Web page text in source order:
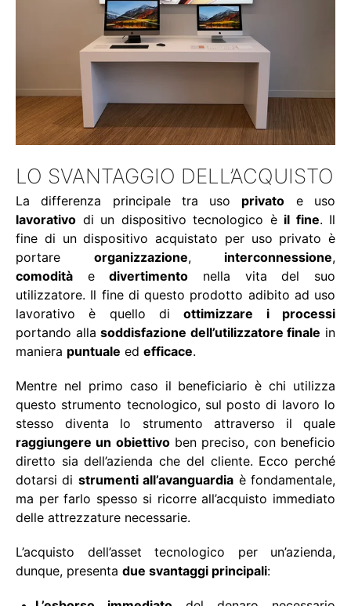
LO SVANTAGGIO DELL’ACQUISTO
La differenza principale tra uso privato e uso
lavorativo di un dispositivo tecnologico è il fine. Il
fine di un dispositivo acquistato per uso privato è
portare organizzazione, interconnessione,
comodità edivertimento nella vita del suo
utilizzatore. Il fine di questo prodotto adibito ad uso
lavorativo è quello diottimizzare i processi
portando allasoddisfazione dell’utilizzatore finale in
maniera puntuale ed efficace.
Mentre nel primo caso il beneficiario è chi utilizza
questo strumento tecnologico, sul posto di lavoro lo
stesso diventa lo strumento attraverso il quale
raggiungere un obiettivoben preciso, con beneficio
diretto sia dell’azienda che del cliente. Ecco perché
dotarsi di strumenti all’avanguardia è fondamentale,
ma per farlo spesso si ricorre all’acquisto immediato
delle attrezzature necessarie.
L’acquisto dell’asset tecnologico per un’azienda,
dunque, presenta due svantaggi principali: